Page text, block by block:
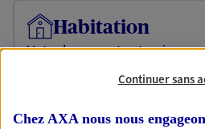
Habitation
Votre logement est unique,
protégeant ce qui vous tient
Découvrir l'offre Habitation
Continuer sans
Chez AXA nous nous